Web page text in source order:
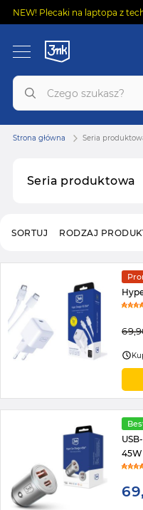
NEW! Plecaki na laptopa z
Seria produktowa
Strona główna Seria
RODZAJ
SORTUJ
45W